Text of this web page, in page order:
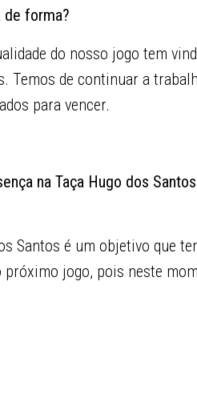
de forma?
do nosso jogo tem
Temos de continuar a
para vencer.
na Taça Hugo dos
Santos é um objetivo que
jogo, pois neste